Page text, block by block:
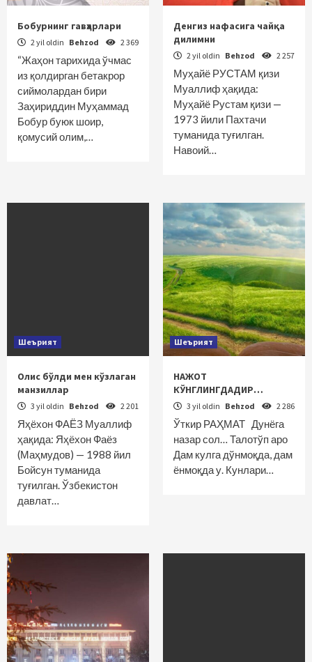
Бобурнинг гавҳарлари
2 yil oldin Behzod 2 369
“Жаҳон тарихида ўчмас
из қолдирган бетакрор
сиймолардан бири
Заҳириддин Муҳаммад
Бобур буюк шоир,
қомусий олим,…
Денгиз нафасига чайқа
дилимни
2 yil oldin Behzod 2 257
Муҳайё РУСТАМ қизи
Муаллиф ҳақида:
Муҳайё Рустам қизи —
1973 йили Пахтачи
туманида туғилган.
Навоий…
Шеърият
Олис бўлди мен кўзлаган
манзиллар
3 yil oldin Behzod 2 201
Яҳёхон ФАЁЗ Муаллиф
ҳақида: Яҳёхон Фаёз
(Маҳмудов) — 1988 йил
Бойсун туманида
туғилган. Ўзбекистон
давлат…
Шеърият
НАЖОТ
КЎНГЛИНГДАДИР…
3 yil oldin Behzod 2 286
Ўткир РАҲМАТ Дунёга
назар сол… Талотўп аро
Дам кулга дўнмоқда, дам
ёнмоқда у. Кунлари…